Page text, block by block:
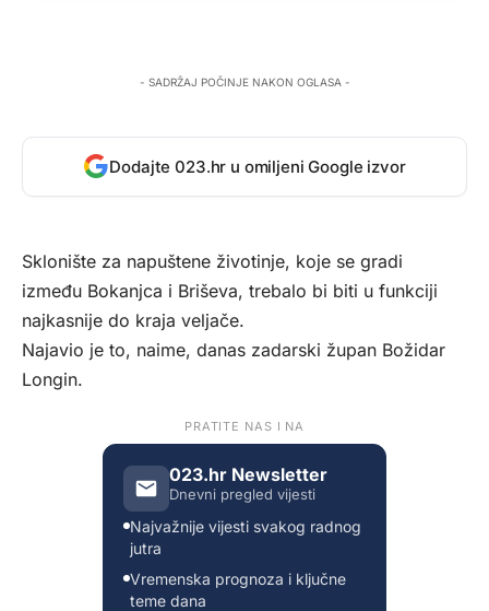
- SADRŽAJ POČINJE NAKON OGLASA -
Dodajte 023.hr u omiljeni Google izvor
Sklonište za napuštene životinje, koje se gradi
između Bokanjca i Briševa, trebalo bi biti u funkciji
najkasnije do kraja veljače.
Najavio je to, naime, danas zadarski župan Božidar
Longin.
PRATITE NAS I NA
023.hr Newsletter
Dnevni pregled vijesti
Najvažnije vijesti svakog radnog
jutra
Vremenska prognoza i ključne
teme dana